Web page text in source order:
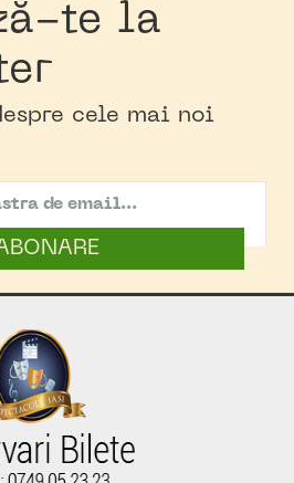
te la
cele mai noi